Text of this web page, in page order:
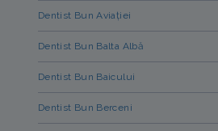
Dentist Bun Aviației
Dentist Bun Balta Albă
Dentist Bun Baicului
Dentist Bun Berceni